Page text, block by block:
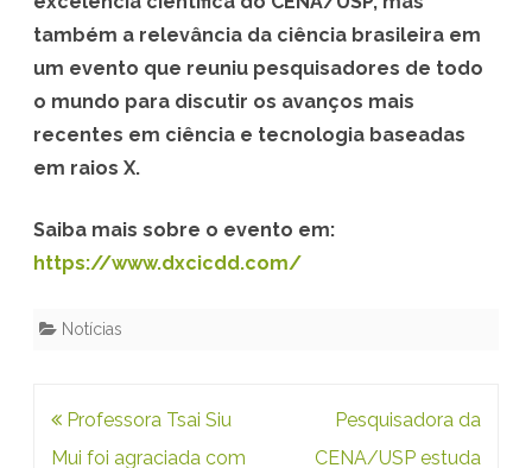
n
t
e
r
a
também a relevância da ciência brasileira em
um evento que reuniu pesquisadores de todo
o mundo para discutir os avanços mais
recentes em ciência e tecnologia baseadas
em raios X.
Saiba mais sobre o evento em:
https://www.dxcicdd.com/
Notícias
Navegação
de
Professora Tsai Siu
Mui foi agraciada com
Pesquisadora da
CENA/USP estuda